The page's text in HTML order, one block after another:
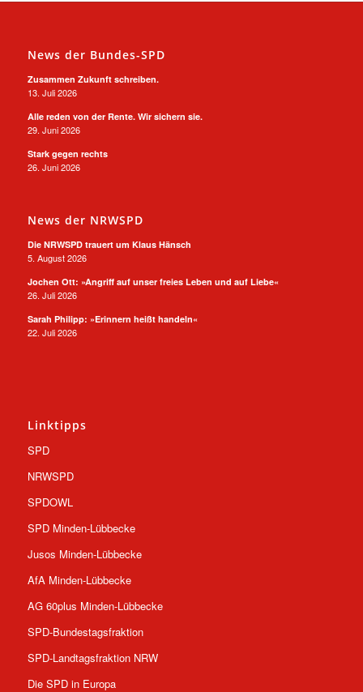
News der Bundes-SPD
Zusammen Zukunft schreiben.
13. Juli 2026
Alle reden von der Rente. Wir sichern sie.
29. Juni 2026
Stark gegen rechts
26. Juni 2026
News der NRWSPD
Die NRWSPD trauert um Klaus Hänsch
5. August 2026
Jochen Ott: »Angriff auf unser freies Leben und auf Liebe«
26. Juli 2026
Sarah Philipp: »Erinnern heißt handeln«
22. Juli 2026
Linktipps
SPD
NRWSPD
SPDOWL
SPD Minden-Lübbecke
Jusos Minden-Lübbecke
AfA Minden-Lübbecke
AG 60plus Minden-Lübbecke
SPD-Bundestagsfraktion
SPD-Landtagsfraktion NRW
Die SPD in Europa